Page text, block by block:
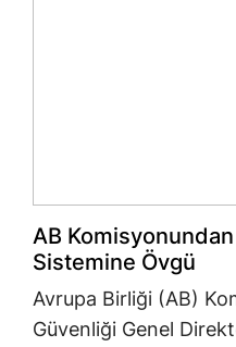
AB Komisyonundan
Sistemine Övgü
Avrupa Birliği (AB)
Güvenliği Genel